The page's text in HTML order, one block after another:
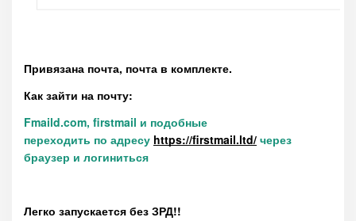
Привязана почта, почта в комплекте.
Как зайти на почту:
Fmaild.com, firstmail и подобные
переходить по адресу https://firstmail.ltd/ через
браузер и логиниться
Легко запускается без ЗРД!!